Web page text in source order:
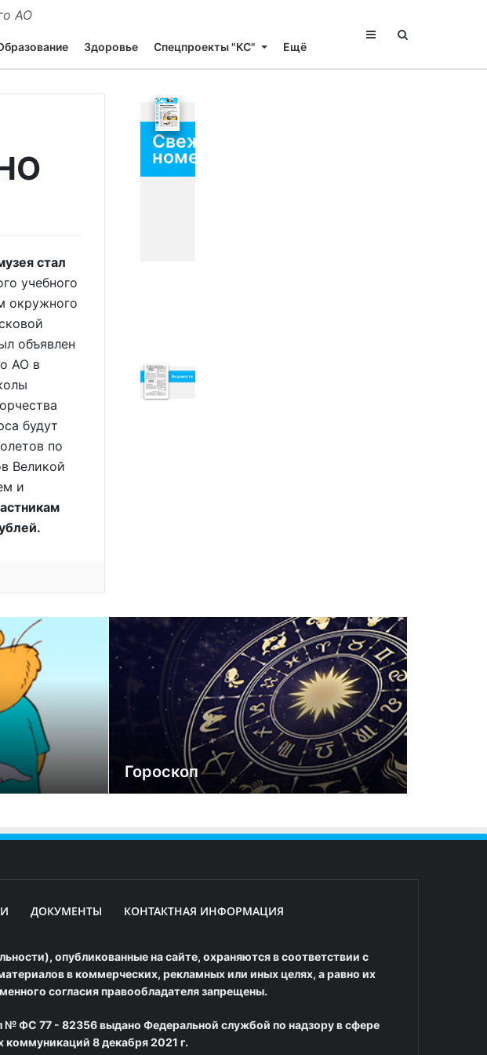
АО
Здоровье Спецпроекты "КС" Ещё
стал
учебного
окружного
объявлен
АО в
будут
по
Великой
и
Свежий
номер
Гороскоп
ДОКУМЕНТЫ КОНТАКТНАЯ ИНФОРМАЦИЯ
опубликованные на сайте, охраняются в соответствии с
в коммерческих, рекламных или иных целях, а равно их
согласия правообладателя запрещены.
ФС 77 - 82356 выдано Федеральной службой по надзору в сфере
8 декабря 2021 г.